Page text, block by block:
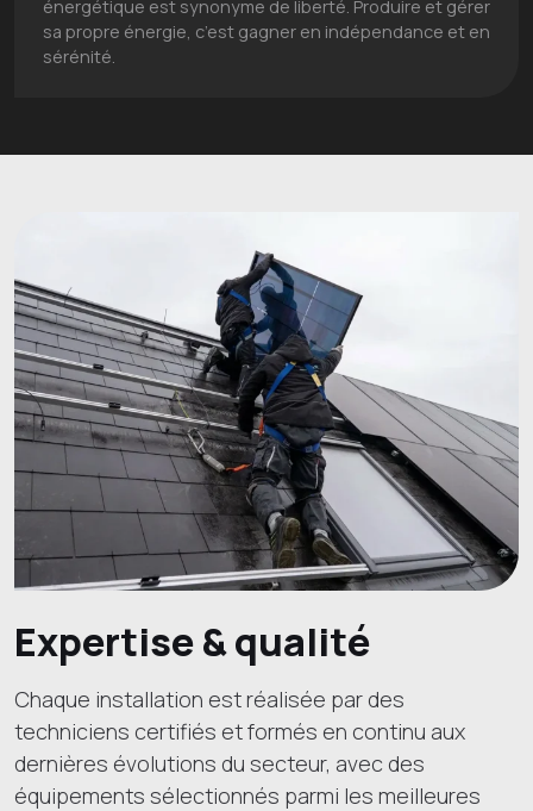
énergétique est synonyme de liberté. Produire et gérer
sa propre énergie, c’est gagner en indépendance et en
sérénité.
Expertise & qualité
Chaque installation est réalisée par des
techniciens certifiés et formés en continu aux
dernières évolutions du secteur, avec des
équipements sélectionnés parmi les meilleures